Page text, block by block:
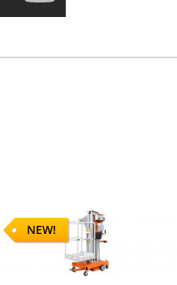
NEW!